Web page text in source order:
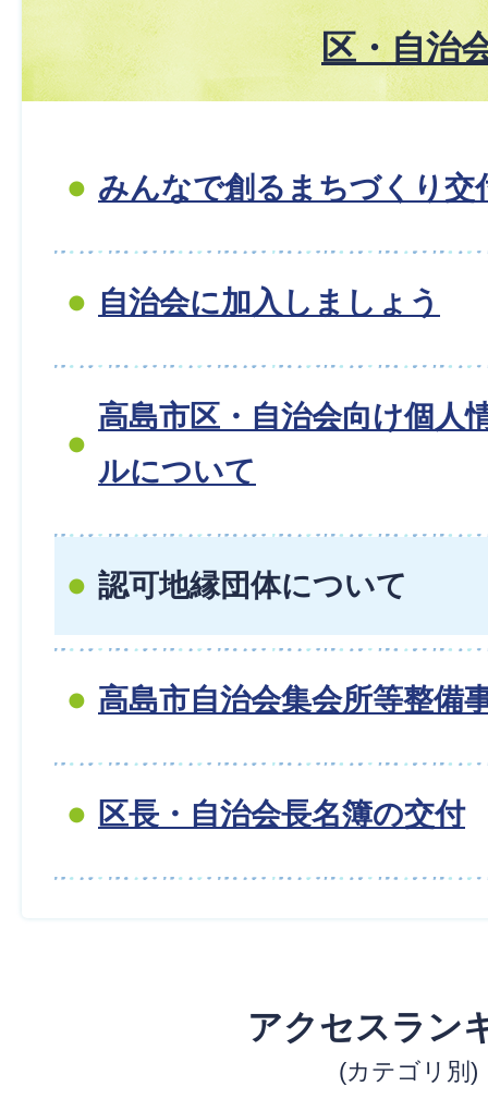
区・自治
みんなで創るまちづくり交
自治会に加入しましょう
高島市区・自治会向け個人
ルについて
認可地縁団体について
高島市自治会集会所等整備
区長・自治会長名簿の交付
アクセスラン
(カテゴリ別)